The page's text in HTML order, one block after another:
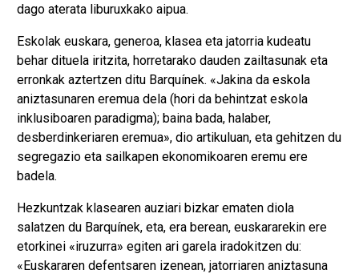
dago aterata liburuxkako aipua.
Eskolak euskara, generoa, klasea eta jatorria kudeatu
behar dituela iritzita, horretarako dauden zailtasunak eta
erronkak aztertzen ditu Barquínek. «Jakina da eskola
aniztasunaren eremua dela (hori da behintzat eskola
inklusiboaren paradigma); baina bada, halaber,
desberdinkeriaren eremua», dio artikuluan, eta gehitzen du
segregazio eta sailkapen ekonomikoaren eremu ere
badela.
Hezkuntzak klasearen auziari bizkar ematen diola
salatzen du Barquínek, eta, era berean, euskararekin ere
etorkinei «iruzurra» egiten ari garela iradokitzen du:
«Euskararen defentsaren izenean, jatorriaren aniztasuna